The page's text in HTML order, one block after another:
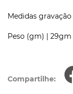
Medidas gravação
Peso (gm) | 29gm
Compartilhe: